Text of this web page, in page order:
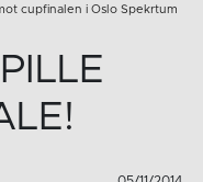
cupfinalen i Oslo Spekrtum